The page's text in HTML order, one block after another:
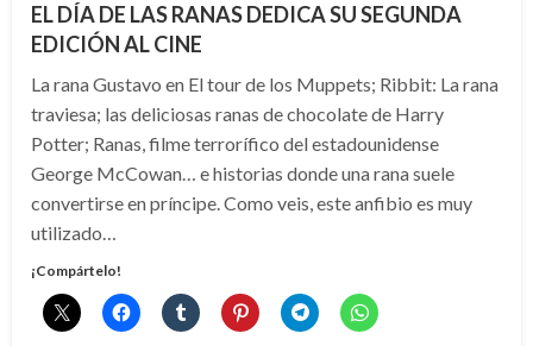
EL DÍA DE LAS RANAS DEDICA SU SEGUNDA
EDICIÓN AL CINE
La rana Gustavo en El tour de los Muppets; Ribbit: La rana
traviesa; las deliciosas ranas de chocolate de Harry
Potter; Ranas, filme terrorífico del estadounidense
George McCowan… e historias donde una rana suele
convertirse en príncipe. Como veis, este anfibio es muy
utilizado…
¡Compártelo!